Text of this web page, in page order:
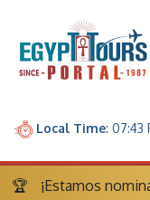
Local Time: 07:43
🏆
¡Estamos